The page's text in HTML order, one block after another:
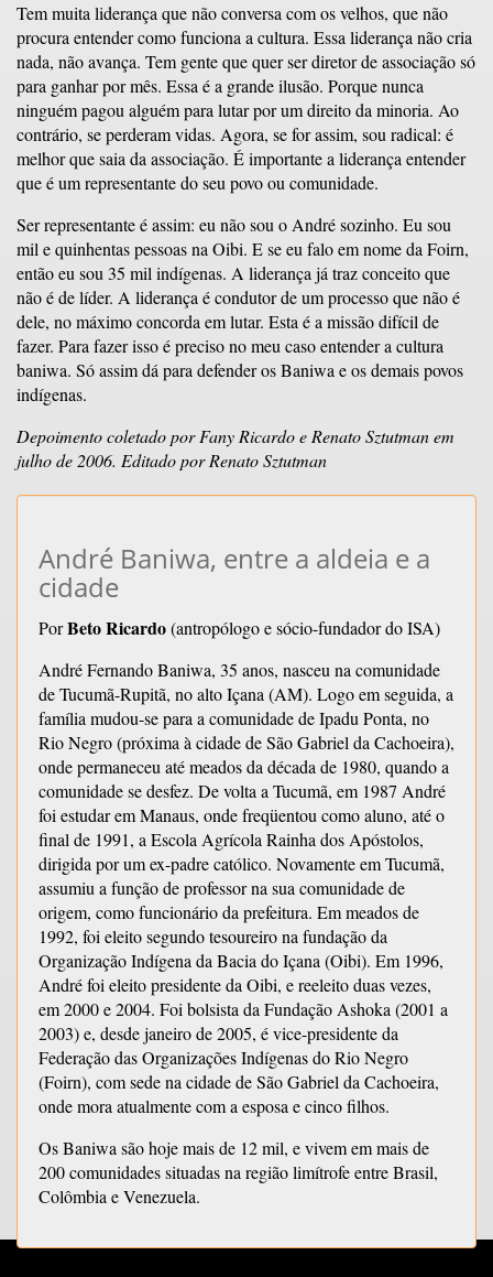
Tem muita liderança que não conversa com os velhos, que não
procura entender como funciona a cultura. Essa liderança não cria
nada, não avança. Tem gente que quer ser diretor de associação só
para ganhar por mês. Essa é a grande ilusão. Porque nunca
ninguém pagou alguém para lutar por um direito da minoria. Ao
contrário, se perderam vidas. Agora, se for assim, sou radical: é
melhor que saia da associação. É importante a liderança entender
que é um representante do seu povo ou comunidade.
Ser representante é assim: eu não sou o André sozinho. Eu sou
mil e quinhentas pessoas na Oibi. E se eu falo em nome da Foirn,
então eu sou 35 mil indígenas. A liderança já traz conceito que
não é de líder. A liderança é condutor de um processo que não é
dele, no máximo concorda em lutar. Esta é a missão difícil de
fazer. Para fazer isso é preciso no meu caso entender a cultura
baniwa. Só assim dá para defender os Baniwa e os demais povos
indígenas.
Depoimento coletado por Fany Ricardo e Renato Sztutman em
julho de 2006. Editado por Renato Sztutman
André Baniwa, entre a aldeia e a
cidade
PorBeto Ricardo(antropólogo e sócio-fundador do ISA)
André Fernando Baniwa, 35 anos, nasceu na comunidade
de Tucumã-Rupitã, no alto Içana (AM). Logo em seguida, a
família mudou-se para a comunidade de Ipadu Ponta, no
Rio Negro (próxima à cidade de São Gabriel da Cachoeira),
onde permaneceu até meados da década de 1980, quando a
comunidade se desfez. De volta a Tucumã, em 1987 André
foi estudar em Manaus, onde freqüentou como aluno, até o
final de 1991, a Escola Agrícola Rainha dos Apóstolos,
dirigida por um ex-padre católico. Novamente em Tucumã,
assumiu a função de professor na sua comunidade de
origem, como funcionário da prefeitura. Em meados de
1992, foi eleito segundo tesoureiro na fundação da
Organização Indígena da Bacia do Içana (Oibi). Em 1996,
André foi eleito presidente da Oibi, e reeleito duas vezes,
em 2000 e 2004. Foi bolsista da Fundação Ashoka (2001 a
2003) e, desde janeiro de 2005, é vice-presidente da
Federação das Organizações Indígenas do Rio Negro
(Foirn), com sede na cidade de São Gabriel da Cachoeira,
onde mora atualmente com a esposa e cinco filhos.
Os Baniwa são hoje mais de 12 mil, e vivem em mais de
200 comunidades situadas na região limítrofe entre Brasil,
Colômbia e Venezuela.